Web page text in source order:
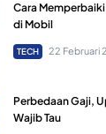
Cara
di Mobil
TECH 22 Februari
Perbedaan Gaji,
Wajib Tau